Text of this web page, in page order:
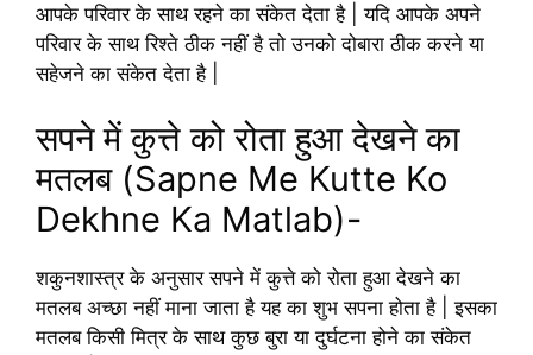
आपके परिवार के साथ रहने का संकेत देता है | यदि आपके अपने
परिवार के साथ रिश्ते ठीक नहीं है तो उनको दोबारा ठीक करने या
सहेजने का संकेत देता है |
सपने में कुत्ते को रोता हुआ देखने का
मतलब (Sapne Me Kutte Ko
Dekhne Ka Matlab)-
शकुनशास्त्र के अनुसार सपने में कुत्ते को रोता हुआ देखने का
मतलब अच्छा नहीं माना जाता है यह का शुभ सपना होता है | इसका
मतलब किसी मित्र के साथ कुछ बुरा या दुर्घटना होने का संकेत